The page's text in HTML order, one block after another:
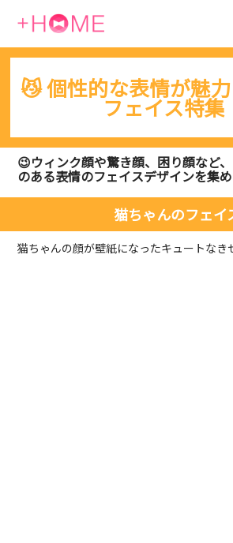
😼 個性的な表情が魅
フェイス特
😉ウィンク顔や驚き顔、困り顔など
のある表情のフェイスデザインを集
猫ちゃんのフェイ
猫ちゃんの顔が壁紙になったキュートな